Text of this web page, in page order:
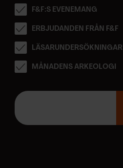
F&F:S EVENEMANG
ERBJUDANDEN FRÅN F&F
LÄSARUNDERSÖKNINGAR
MÅNADENS ARKEOLOGI
E
p